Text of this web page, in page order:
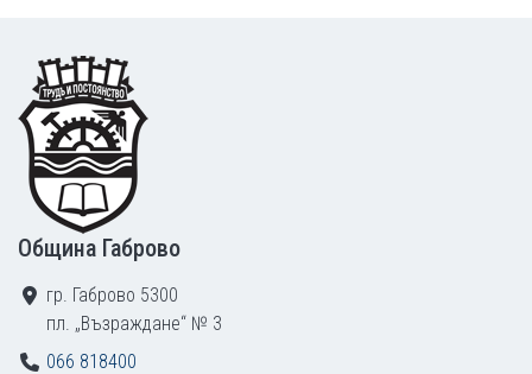
Footer
Община Габрово
гр. Габрово 5300
пл. „Възраждане“ № 3
066 818400